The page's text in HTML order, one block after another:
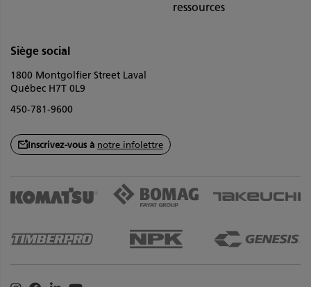
ressources
Siège social
1800 Montgolfier Street Laval
Québec H7T 0L9
450-781-9600
Inscrivez-vous à notre infolettre